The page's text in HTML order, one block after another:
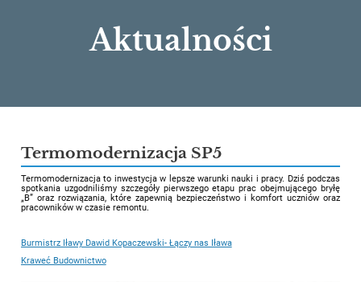
Aktualności
Termomodernizacja SP5
Termomodernizacja to inwestycja w lepsze warunki nauki i pracy. Dziś podczas
spotkania uzgodniliśmy szczegóły pierwszego etapu prac obejmującego bryłę
„B” oraz rozwiązania, które zapewnią bezpieczeństwo i komfort uczniów oraz
pracowników w czasie remontu.
Burmistrz Iławy Dawid Kopaczewski- Łączy nas Iława
Kraweć Budownictwo